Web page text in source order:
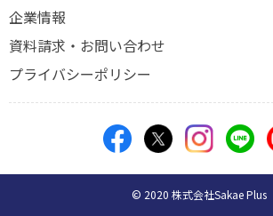
企業情報
資料請求・お問い合わせ
プライバシーポリシー
© 2020 株式会社Sakae Plus